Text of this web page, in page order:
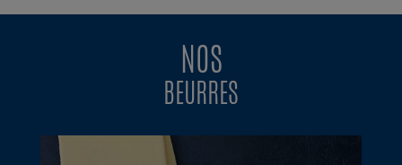
NOS
BEURRES